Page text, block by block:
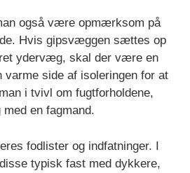
også være opmærksom på
Hvis gipsvæggen sættes op
ydervæg, skal der være en
side af isoleringen for at
i tvivl om fugtforholdene,
en fagmand.
fodlister og indfatninger. I
typisk fast med dykkere,